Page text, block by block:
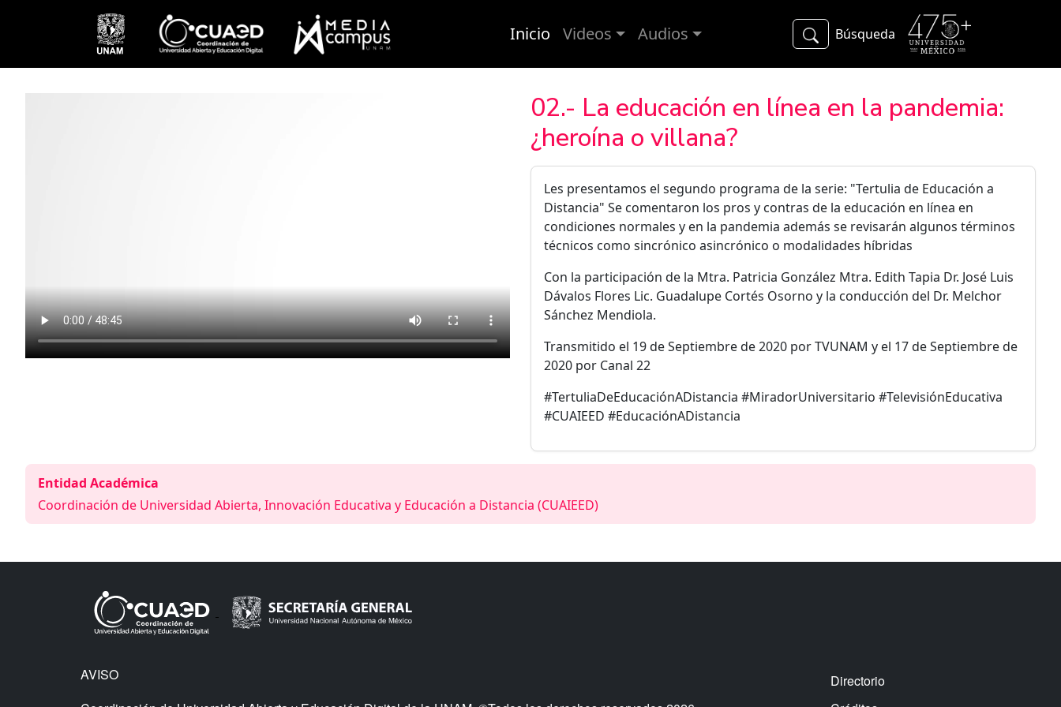
Inicio Videos Audios Búsqueda
02.- La educación en línea en la pandemia:
¿heroína o villana?
Les presentamos el segundo programa de la serie: "Tertulia de Educación a
Distancia" Se comentaron los pros y contras de la educación en línea en
condiciones normales y en la pandemia además se revisarán algunos términos
técnicos como sincrónico asincrónico o modalidades híbridas
Con la participación de la Mtra. Patricia González Mtra. Edith Tapia Dr. José Luis
Dávalos Flores Lic. Guadalupe Cortés Osorno y la conducción del Dr. Melchor
Sánchez Mendiola.
Transmitido el 19 de Septiembre de 2020 por TVUNAM y el 17 de Septiembre de
2020 por Canal 22
#TertuliaDeEducaciónADistancia #MiradorUniversitario #TelevisiónEducativa
#CUAIEED #EducaciónADistancia
Entidad Académica
Coordinación de Universidad Abierta, Innovación Educativa y Educación a Distancia (CUAIEED)
AVISO
Directorio